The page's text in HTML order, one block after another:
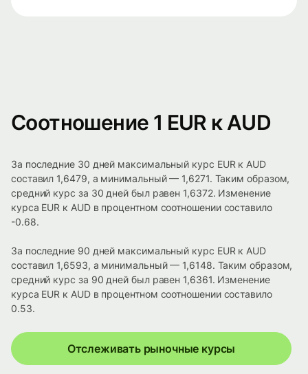
Соотношение 1 EUR к AUD
За последние 30 дней максимальный курс EUR к AUD
составил 1,6479, а минимальный — 1,6271. Таким образом,
средний курс за 30 дней был равен 1,6372. Изменение
курса EUR к AUD в процентном соотношении составило
-0.68.
За последние 90 дней максимальный курс EUR к AUD
составил 1,6593, а минимальный — 1,6148. Таким образом,
средний курс за 90 дней был равен 1,6361. Изменение
курса EUR к AUD в процентном соотношении составило
0.53.
Отслеживать рыночные курсы